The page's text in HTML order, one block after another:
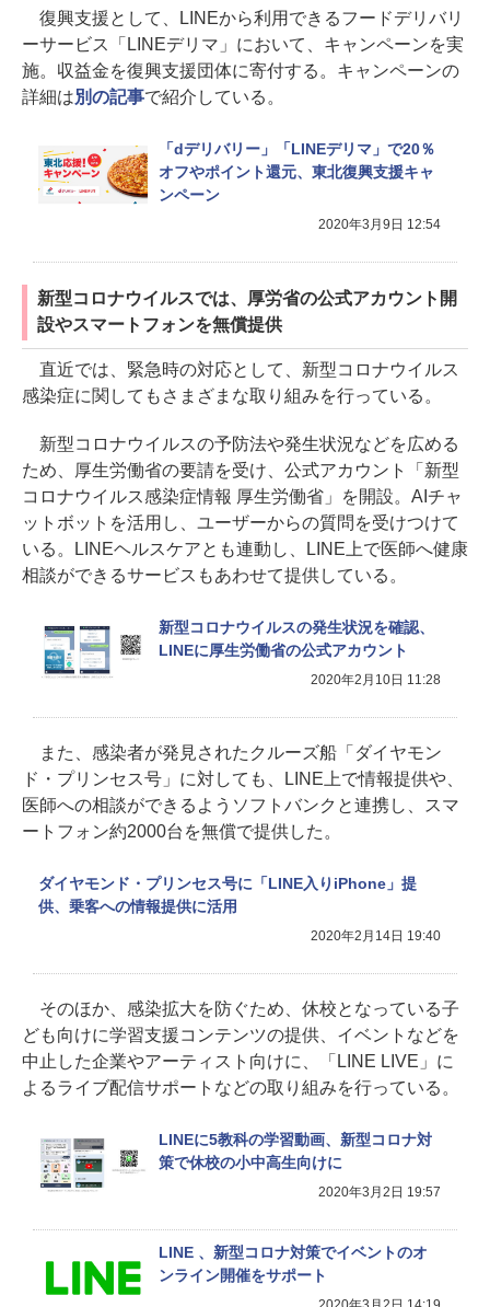
復興支援として、LINEから利用できるフードデリバリ
ーサービス「LINEデリマ」において、キャンペーンを実
施。収益金を復興支援団体に寄付する。キャンペーンの
詳細は別の記事で紹介している。
「dデリバリー」「LINEデリマ」で20％
オフやポイント還元、東北復興支援キャ
ンペーン
2020年3月9日 12:54
新型コロナウイルスでは、厚労省の公式アカウント開
設やスマートフォンを無償提供
直近では、緊急時の対応として、新型コロナウイルス
感染症に関してもさまざまな取り組みを行っている。
新型コロナウイルスの予防法や発生状況などを広める
ため、厚生労働省の要請を受け、公式アカウント「新型
コロナウイルス感染症情報 厚生労働省」を開設。AIチャ
ットボットを活用し、ユーザーからの質問を受けつけて
いる。LINEヘルスケアとも連動し、LINE上で医師へ健康
相談ができるサービスもあわせて提供している。
新型コロナウイルスの発生状況を確認、
LINEに厚生労働省の公式アカウント
2020年2月10日 11:28
また、感染者が発見されたクルーズ船「ダイヤモン
ド・プリンセス号」に対しても、LINE上で情報提供や、
医師への相談ができるようソフトバンクと連携し、スマ
ートフォン約2000台を無償で提供した。
ダイヤモンド・プリンセス号に「LINE入りiPhone」提
供、乗客への情報提供に活用
2020年2月14日 19:40
そのほか、感染拡大を防ぐため、休校となっている子
ども向けに学習支援コンテンツの提供、イベントなどを
中止した企業やアーティスト向けに、「LINE LIVE」に
よるライブ配信サポートなどの取り組みを行っている。
LINEに5教科の学習動画、新型コロナ対
策で休校の小中高生向けに
2020年3月2日 19:57
LINE 、新型コロナ対策でイベントのオ
ンライン開催をサポート